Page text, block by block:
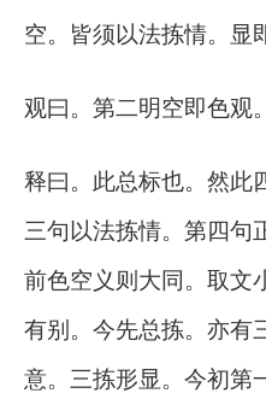
空。皆须以法拣情。显
观曰。第二明空即色观
释曰。此总标也。然此
三句以法拣情。第四句
前色空义则大同。取文
有别。今先总拣。亦有
意。三拣形显。今初第